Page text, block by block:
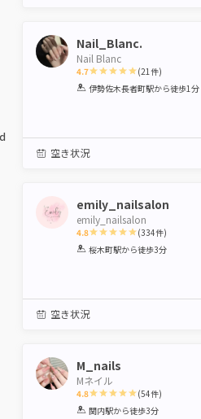
Nail_Blanc.
Nail Blanc
4.7
1 2 3 4 5
(21 件)
伊勢佐木長者町駅から徒歩1分
空き状況
emily_nailsalon
emily_nailsalon
4.8
1 2 3 4 5
(334件)
桜木町駅から徒歩3分
空き状況
M_nails
Mネイル
4.8
1 2 3 4 5
(54件)
関内駅から徒歩3分